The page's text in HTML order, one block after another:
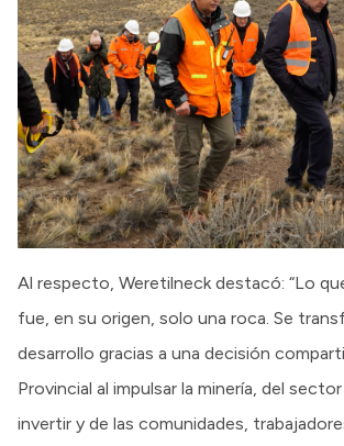
Al respecto, Weretilneck destacó: “Lo
fue, en su origen, solo una roca. Se
desarrollo gracias a una decisión
Provincial al impulsar la minería, del
invertir y de las comunidades,